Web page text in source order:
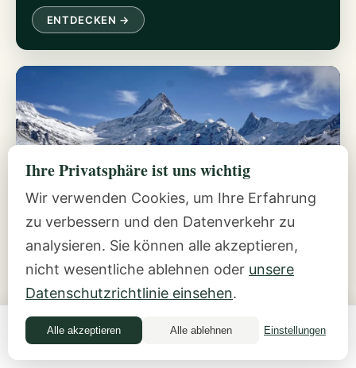
ENTDECKEN →
Die Inside-Out-Methode
ENTDECKEN →
Money Quiz
Ihre Privatsphäre ist uns wichtig
Wir verwenden Cookies, um Ihre Erfahrung
zu verbessern und den Datenverkehr zu
analysieren. Sie können alle akzeptieren,
nicht wesentliche ablehnen oder unsere
Datenschutzrichtlinie einsehen.
Alle akzeptieren Alle ablehnen Einstellungen